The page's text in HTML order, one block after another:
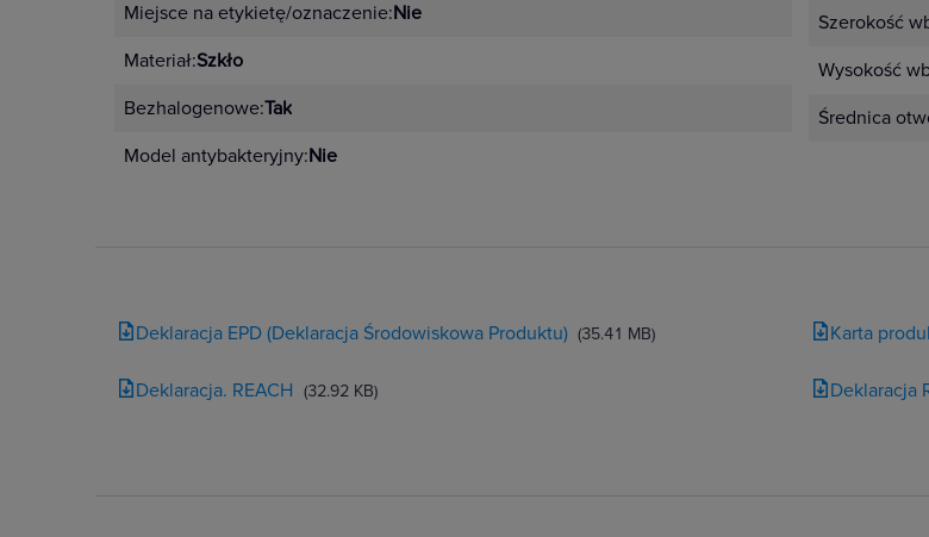
Miejsce na etykietę/oznaczenie:Nie
Materiał:Szkło
Bezhalogenowe:Tak
Model antybakteryjny:Nie
Szerokość
Wysokość
Średnica
Deklaracja EPD (Deklaracja Środowiskowa Produktu) (35.41 MB)
Deklaracja. REACH (32.92 KB)
Karta
Deklaracja